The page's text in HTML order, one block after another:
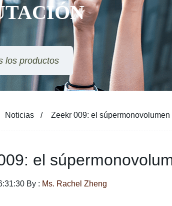
los productos
Noticias Zeekr 009: el
el
By : Ms. Rachel Zheng